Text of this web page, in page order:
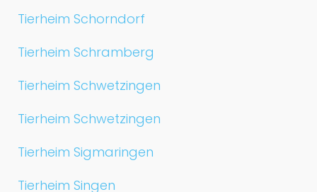
Tierheim Schorndorf
Tierheim Schramberg
Tierheim Schwetzingen
Tierheim Schwetzingen
Tierheim Sigmaringen
Tierheim Singen